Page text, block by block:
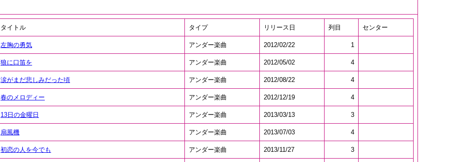
タイトル タイプ リリース日 列目 センター
左胸の勇気 アンダー楽曲 2012/02/22 1
狼に口笛を アンダー楽曲 2012/05/02 4
涙がまだ悲しみだった頃 アンダー楽曲 2012/08/22 4
春のメロディー アンダー楽曲 2012/12/19 4
13日の金曜日 アンダー楽曲 2013/03/13 3
扇風機 アンダー楽曲 2013/07/03 4
初恋の人を今でも アンダー楽曲 2013/11/27 3